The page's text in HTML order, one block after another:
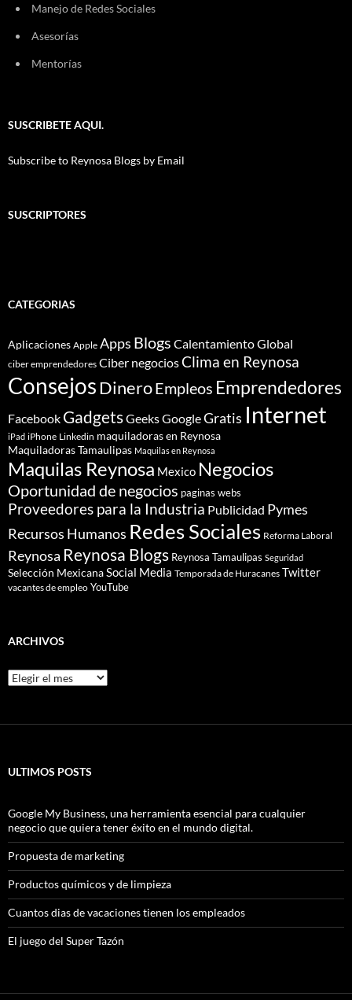
Manejo de Redes Sociales
Asesorías
Mentorías
SUSCRIBETE AQUI.
Subscribe to Reynosa Blogs by Email
SUSCRIPTORES
CATEGORIAS
Aplicaciones Apple Apps Blogs Calentamiento Global
ciber emprendedores Ciber negociosClima en Reynosa
ConsejosDineroEmpleos Emprendedores
Facebook GadgetsGeeksGoogleGratis Internet
iPad iPhone Linkedin maquiladoras en Reynosa
Maquiladoras Tamaulipas Maquilas en Reynosa
Maquilas Reynosa Mexico Negocios
Oportunidad de negocios paginas webs
Proveedores para la Industria Publicidad Pymes
Recursos Humanos Redes Sociales Reforma Laboral
Reynosa Reynosa Blogs Reynosa Tamaulipas Seguridad
Selección MexicanaSocial Media Temporada de Huracanes Twitter
vacantes de empleo YouTube
ARCHIVOS
Archivos
ULTIMOS POSTS
Google My Business, una herramienta esencial para cualquier
negocio que quiera tener éxito en el mundo digital.
Propuesta de marketing
Productos químicos y de limpieza
Cuantos dias de vacaciones tienen los empleados
El juego del Super Tazón